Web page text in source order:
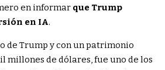
en informar que Trump
en IA.
de Trump y con un patrimonio
millones de dólares, fue uno de los